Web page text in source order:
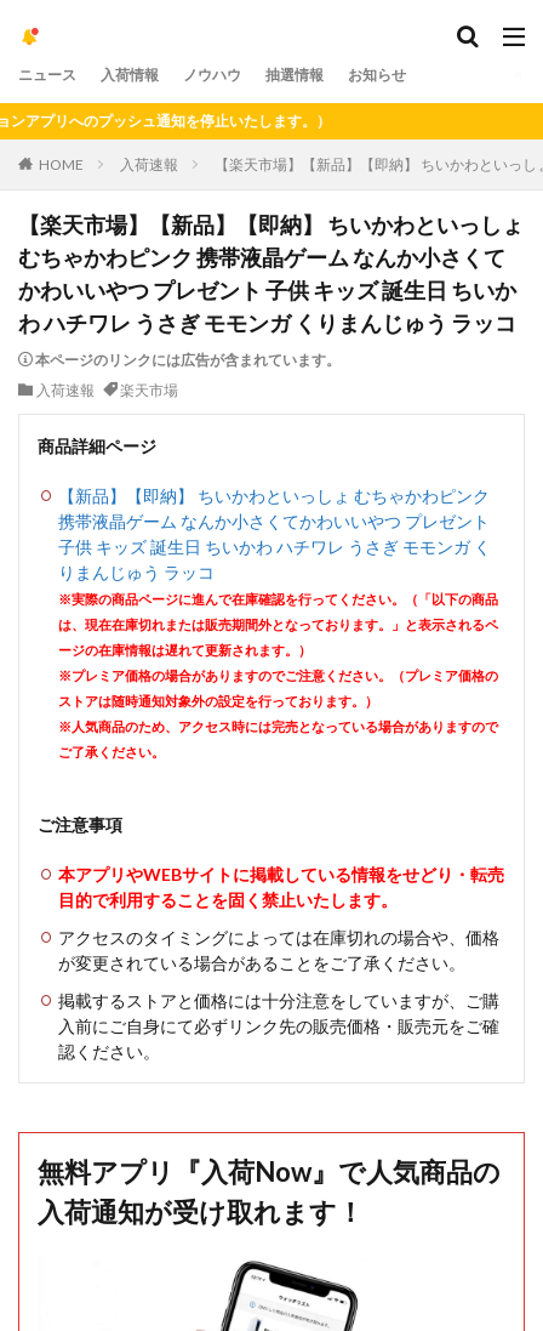
ニュース 入荷情報 ノウハウ 抽選情報 お知らせ
へのプッシュ通知を停止いたします。）
HOME 入荷速報 【楽天市場】【新品】【即納】 ちいかわといっ
【楽天市場】【新品】【即納】 ちいかわといっしょ
むちゃかわピンク 携帯液晶ゲーム なんか小さくて
かわいいやつ プレゼント 子供 キッズ 誕生日 ちいか
わ ハチワレ うさぎ モモンガ くりまんじゅう ラッコ
本ページのリンクには広告が含まれています。
入荷速報
楽天市場
商品詳細ページ
【新品】【即納】 ちいかわといっしょ むちゃかわピンク
携帯液晶ゲーム なんか小さくてかわいいやつ プレゼント
子供 キッズ 誕生日 ちいかわ ハチワレ うさぎ モモンガ く
りまんじゅう ラッコ
※実際の商品ページに進んで在庫確認を行ってください。（「以下の商品
は、現在在庫切れまたは販売期間外となっております。」と表示されるペ
ージの在庫情報は遅れて更新されます。）
※プレミア価格の場合がありますのでご注意ください。（プレミア価格の
ストアは随時通知対象外の設定を行っております。）
※人気商品のため、アクセス時には完売となっている場合がありますので
ご了承ください。
ご注意事項
本アプリやWEBサイトに掲載している情報をせどり・転売
目的で利用することを固く禁止いたします。
アクセスのタイミングによっては在庫切れの場合や、価格
が変更されている場合があることをご了承ください。
掲載するストアと価格には十分注意をしていますが、ご購
入前にご自身にて必ずリンク先の販売価格・販売元をご確
認ください。
無料アプリ『入荷Now』で人気商品の
入荷通知が受け取れます！